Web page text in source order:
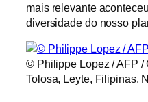
mais relevante
diversidade do nosso
© Philippe Lopez / AFP /
Tolosa, Leyte, Filipinas.